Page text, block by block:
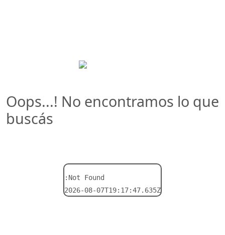
Oops...! No encontramos lo que
buscás
:Not Found
2026-08-07T19:17:47.635Z